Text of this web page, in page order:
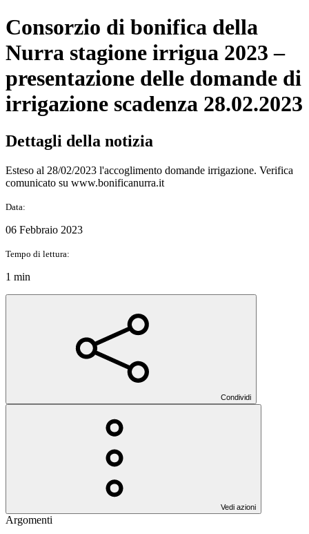
Consorzio di bonifica della
Nurra stagione irrigua 2023 –
presentazione delle domande di
irrigazione scadenza 28.02.2023
Dettagli della notizia
Esteso al 28/02/2023 l'accoglimento domande irrigazione. Verifica
comunicato su www.bonificanurra.it
Data:
06 Febbraio 2023
Tempo di lettura:
1 min
Condividi
Vedi azioni
Argomenti